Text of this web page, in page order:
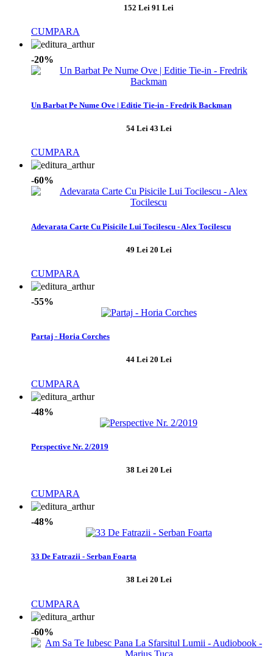
152 Lei 91 Lei
CUMPARA
-20%
Un Barbat Pe Nume Ove | Editie Tie-in - Fredrik Backman
54 Lei43 Lei
CUMPARA
-60%
Adevarata Carte Cu Pisicile Lui Tocilescu - Alex Tocilescu
49 Lei 20 Lei
CUMPARA
-55%
Partaj - Horia Corches
44 Lei20 Lei
CUMPARA
-48%
Perspective Nr. 2/2019
38 Lei 20 Lei
CUMPARA
-48%
33 De Fatrazii - Serban Foarta
38 Lei20 Lei
CUMPARA
-60%